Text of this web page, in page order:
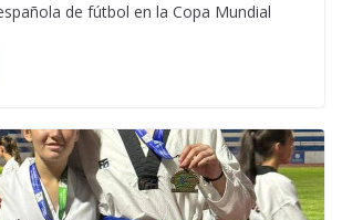
de fútbol en la Copa Mundial